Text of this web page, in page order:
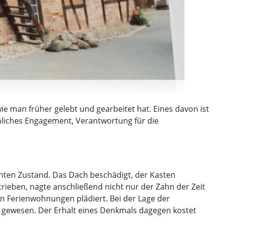
man früher gelebt und gearbeitet hat. Eines davon ist
Engagement, Verantwortung für die
Zustand. Das Dach beschädigt, der Kasten
nagte anschließend nicht nur der Zahn der Zeit
Ferienwohnungen plädiert. Bei der Lage der
Der Erhalt eines Denkmals dagegen kostet